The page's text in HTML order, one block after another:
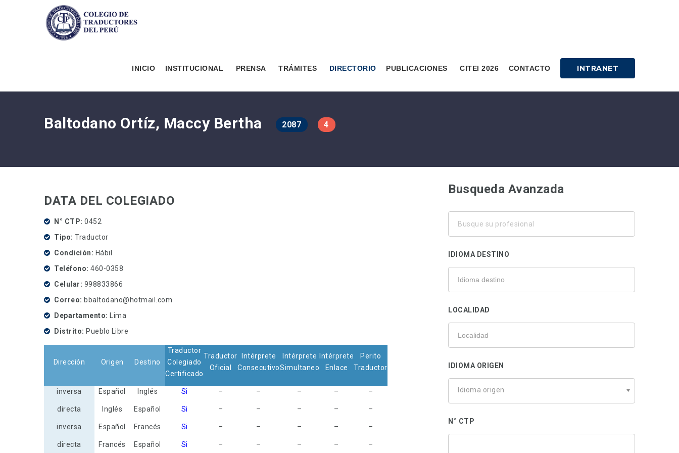
INICIO INSTITUCIONAL PRENSA TRÁMITES DIRECTORIO PUBLICACIONES CITEI 2026 CONTACTO INTRANET
Baltodano Ortíz, Maccy Bertha 2087 4
DATA DEL COLEGIADO
N° CTP 0452
Tipo Traductor
Condición
Hábil
Teléfono 460-0358
Celular
998833866
Correo bbaltodano@hotmail.com
Departamento Lima
Distrito Pueblo Libre
Dirección Origen Destino
Traductor
Colegiado
Certificado
Traductor
Oficial
Intérprete
Consecutivo
Intérprete
Simultaneo
Intérprete
Enlace
Perito
Traductor
inversa Español Inglés Si – – – – –
directa Inglés Español Si – – – – –
inversa Español Francés Si – – – – –
directa Francés Español Si – – – – –
Busqueda Avanzada
IDIOMA DESTINO
LOCALIDAD
IDIOMA ORIGEN
Idioma origen
N° CTP